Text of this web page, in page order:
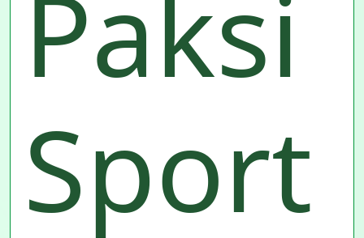
Paksi
Sport